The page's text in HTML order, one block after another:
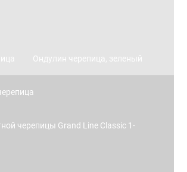
Ондулин черепица, зеленый
черепицы Grand Line Classic 1-